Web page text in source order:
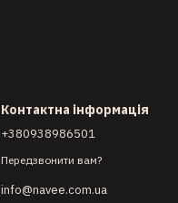
Контактна інформація
+380938986501
Передзвонити вам?
info@navee.com.ua